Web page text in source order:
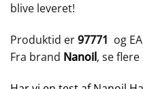
blive leveret!
Produktid er97771 og
Fra brand Nanoil, se